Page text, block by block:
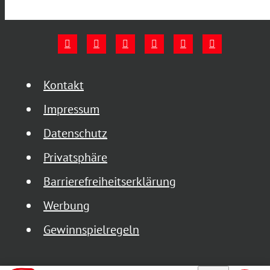
Kontakt
Impressum
Datenschutz
Privatsphäre
Barrierefreiheitserklärung
Werbung
Gewinnspielregeln